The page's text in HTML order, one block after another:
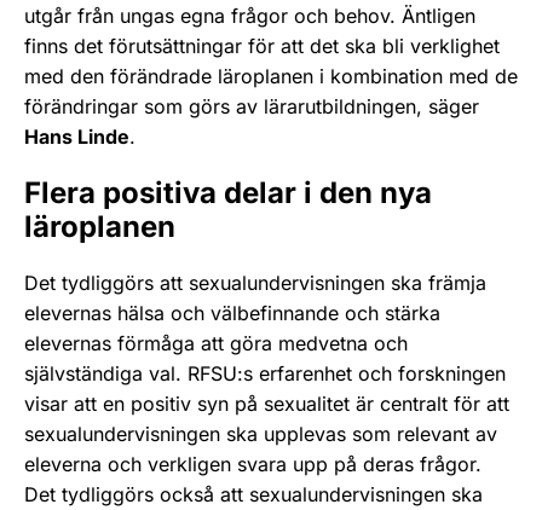
utgår från ungas egna frågor och behov. Äntligen
finns det förutsättningar för att det ska bli verklighet
med den förändrade läroplanen i kombination med de
förändringar som görs av lärarutbildningen, säger
Hans Linde.
Flera positiva delar i den nya
läroplanen
Det tydliggörs att sexualundervisningen ska främja
elevernas hälsa och välbefinnande och stärka
elevernas förmåga att göra medvetna och
självständiga val. RFSU:s erfarenhet och forskningen
visar att en positiv syn på sexualitet är centralt för att
sexualundervisningen ska upplevas som relevant av
eleverna och verkligen svara upp på deras frågor.
Det tydliggörs också att sexualundervisningen ska